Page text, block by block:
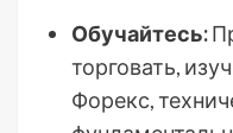
Обучайтесь:
торговать,
Форекс,